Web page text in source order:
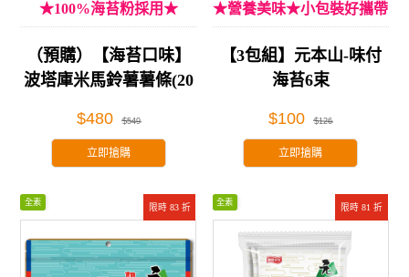
★100%海苔粉採用★
（預購）【海苔口味】
波塔庫米馬鈴薯薯條(20
$480 $549
立即搶購
★營養美味★小包裝好攜帶
【3包組】元本山-味付
海苔6束
$100 $126
立即搶購
限時 83 折
全素
限時 81 折
全素